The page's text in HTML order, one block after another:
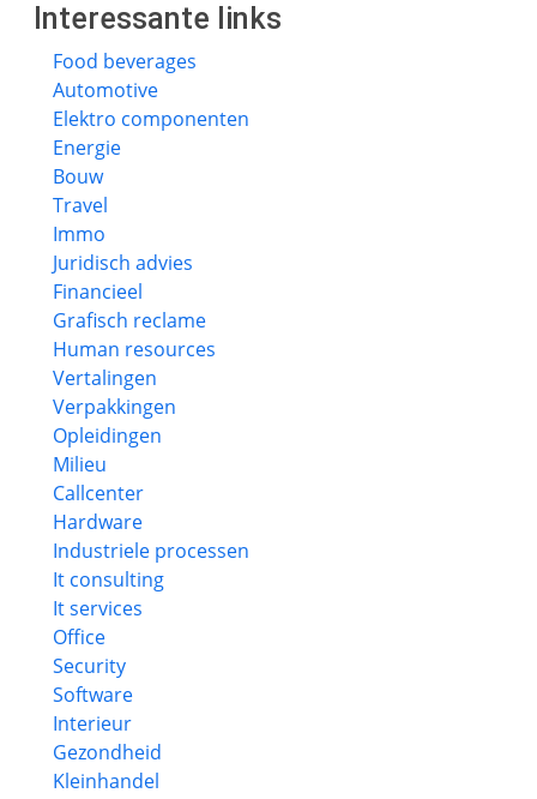
Interessante links
Food beverages
Automotive
Elektro componenten
Energie
Bouw
Travel
Immo
Juridisch advies
Financieel
Grafisch reclame
Human resources
Vertalingen
Verpakkingen
Opleidingen
Milieu
Callcenter
Hardware
Industriele processen
It consulting
It services
Office
Security
Software
Interieur
Gezondheid
Kleinhandel